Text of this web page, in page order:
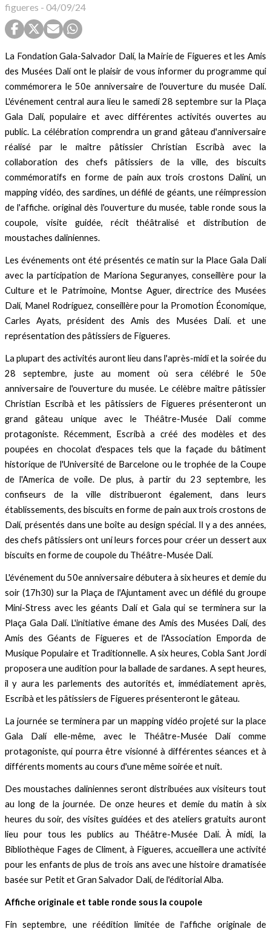
figueres - 04/09/24
La Fondation Gala-Salvador Dalí, la Mairie de Figueres et les Amis
des Musées Dalí ont le plaisir de vous informer du programme qui
commémorera le 50e anniversaire de l'ouverture du musée Dalí.
L'événement central aura lieu le samedi 28 septembre sur la Plaça
Gala Dalí, populaire et avec différentes activités ouvertes au
public. La célébration comprendra un grand gâteau d'anniversaire
réalisé par le maître pâtissier Christian Escribà avec la
collaboration des chefs pâtissiers de la ville, des biscuits
commémoratifs en forme de pain aux trois crostons Dalini, un
mapping vidéo, des sardines, un défilé de géants, une réimpression
de l'affiche. original dès l'ouverture du musée, table ronde sous la
coupole, visite guidée, récit théâtralisé et distribution de
moustaches daliniennes.
Les événements ont été présentés ce matin sur la Place Gala Dalí
avec la participation de Mariona Seguranyes, conseillère pour la
Culture et le Patrimoine, Montse Aguer, directrice des Musées
Dalí, Manel Rodríguez, conseillère pour la Promotion Économique,
Carles Ayats, président des Amis des Musées Dalí. et une
représentation des pâtissiers de Figueres.
La plupart des activités auront lieu dans l'après-midi et la soirée du
28 septembre, juste au moment où sera célébré le 50e
anniversaire de l'ouverture du musée. Le célèbre maître pâtissier
Christian Escribà et les pâtissiers de Figueres présenteront un
grand gâteau unique avec le Théâtre-Musée Dalí comme
protagoniste. Récemment, Escribà a créé des modèles et des
poupées en chocolat d'espaces tels que la façade du bâtiment
historique de l'Université de Barcelone ou le trophée de la Coupe
de l'America de voile. De plus, à partir du 23 septembre, les
confiseurs de la ville distribueront également, dans leurs
établissements, des biscuits en forme de pain aux trois crostons de
Dalí, présentés dans une boîte au design spécial. Il y a des années,
des chefs pâtissiers ont uni leurs forces pour créer un dessert aux
biscuits en forme de coupole du Théâtre-Musée Dalí.
L'événement du 50e anniversaire débutera à six heures et demie du
soir (17h30) sur la Plaça de l'Ajuntament avec un défilé du groupe
Mini-Stress avec les géants Dalí et Gala qui se terminera sur la
Plaça Gala Dalí. L'initiative émane des Amis des Musées Dalí, des
Amis des Géants de Figueres et de l'Association Emporda de
Musique Populaire et Traditionnelle. A six heures, Cobla Sant Jordi
proposera une audition pour la ballade de sardanes. A sept heures,
il y aura les parlements des autorités et, immédiatement après,
Escribà et les pâtissiers de Figueres présenteront le gâteau.
La journée se terminera par un mapping vidéo projeté sur la place
Gala Dalí elle-même, avec le Théâtre-Musée Dalí comme
protagoniste, qui pourra être visionné à différentes séances et à
différents moments au cours d'une même soirée et nuit.
Des moustaches daliniennes seront distribuées aux visiteurs tout
au long de la journée. De onze heures et demie du matin à six
heures du soir, des visites guidées et des ateliers gratuits auront
lieu pour tous les publics au Théâtre-Musée Dalí. À midi, la
Bibliothèque Fages de Climent, à Figueres, accueillera une activité
pour les enfants de plus de trois ans avec une histoire dramatisée
basée sur Petit et Gran Salvador Dalí, de l'éditorial Alba.
Affiche originale et table ronde sous la coupole
Fin septembre, une réédition limitée de l'affiche originale de